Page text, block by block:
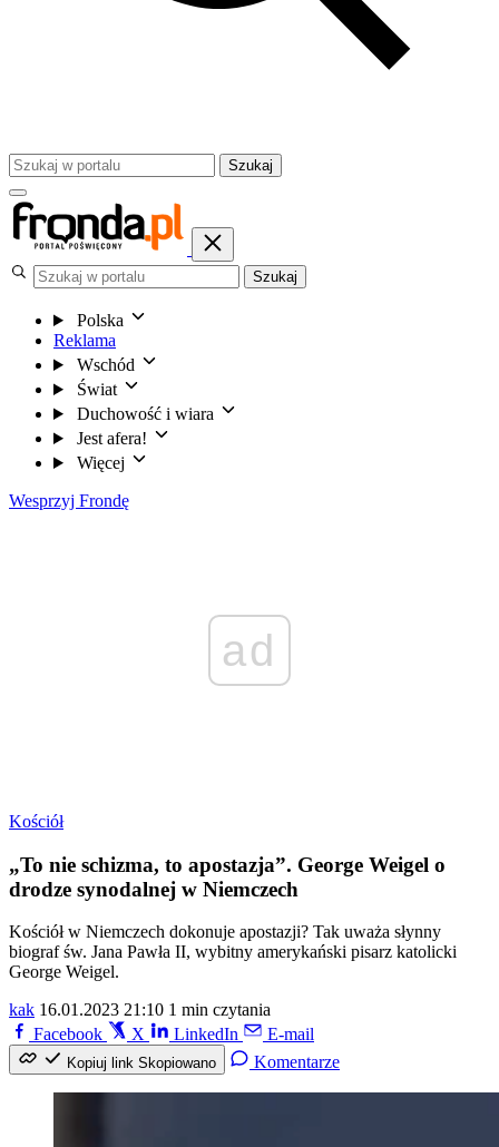
Szukaj
Szukaj
Polska
Reklama
Wschód
Świat
Duchowość i wiara
Jest afera!
Więcej
Wesprzyj Frondę
ad
Kościół
„To nie schizma, to apostazja”. George Weigel o
drodze synodalnej w Niemczech
Kościół w Niemczech dokonuje apostazji? Tak uważa słynny
biograf św. Jana Pawła II, wybitny amerykański pisarz katolicki
George Weigel.
kak 16.01.2023 21:10 1 min czytania
Facebook
X LinkedIn E-mail
Kopiuj link Skopiowano Komentarze